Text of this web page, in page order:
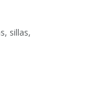
sillas,